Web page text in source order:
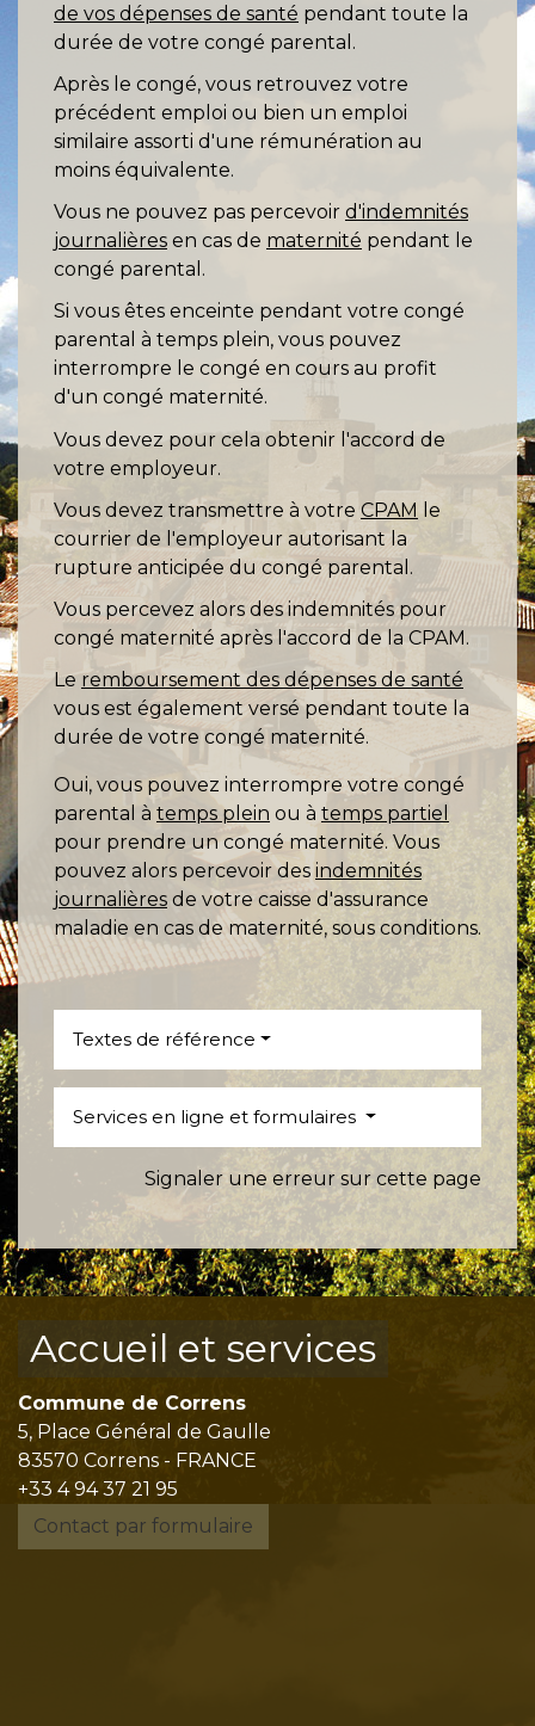
de vos dépenses de santé pendant toute la
durée de votre congé parental.
Après le congé, vous retrouvez votre
précédent emploi ou bien un emploi
similaire assorti d'une rémunération au
moins équivalente.
Vous ne pouvez pas percevoir d'indemnités
journalières en cas de maternité pendant le
congé parental.
Si vous êtes enceinte pendant votre congé
parental à temps plein, vous pouvez
interrompre le congé en cours au profit
d'un congé maternité.
Vous devez pour cela obtenir l'accord de
votre employeur.
Vous devez transmettre à votre CPAM le
courrier de l'employeur autorisant la
rupture anticipée du congé parental.
Vous percevez alors des indemnités pour
congé maternité après l'accord de la CPAM.
Le remboursement des dépenses de santé
vous est également versé pendant toute la
durée de votre congé maternité.
Oui, vous pouvez interrompre votre congé
parental à temps plein ou à temps partiel
pour prendre un congé maternité. Vous
pouvez alors percevoir des indemnités
journalières de votre caisse d'assurance
maladie en cas de maternité, sous conditions.
Textes de référence
Services en ligne et formulaires
Signaler une erreur sur cette page
Accueil et services
Commune de Correns
5, Place Général de Gaulle
83570 Correns - FRANCE
+33 4 94 37 21 95
Contact par formulaire